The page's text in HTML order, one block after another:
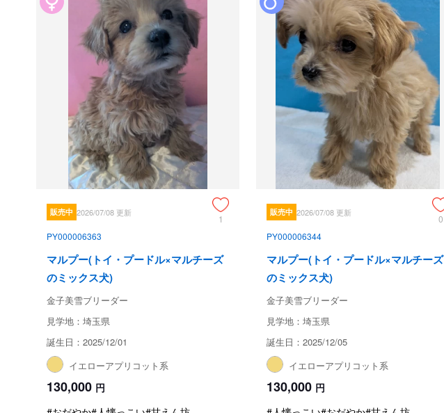
販売中 2026/07/08 更新
1
PY000006363
マルプー(トイ・プードル×マルチーズ
のミックス犬)
金子美雪ブリーダー
見学地：埼玉県
誕生日：2025/12/01
イエローアプリコット系
130,000 円
販売中 2026/07/08 更新
0
PY000006344
マルプー(トイ・プードル×マルチーズ
のミックス犬)
金子美雪ブリーダー
見学地：埼玉県
誕生日：2025/12/05
イエローアプリコット系
130,000 円